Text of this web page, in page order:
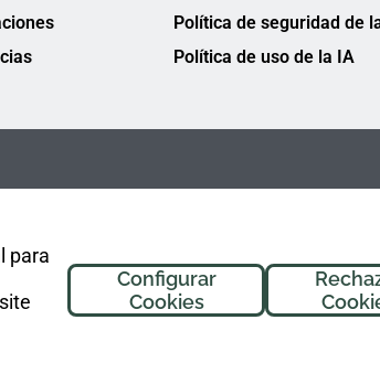
para
Configurar
Cookies
¡Hola!
hoy?
Política de seguridad de
Política de uso de la IA